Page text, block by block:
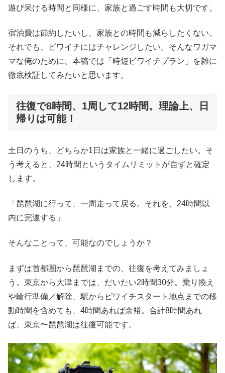
遊び呆ける時間と同様に、家族と過ごす時間も大切です。
宿泊費は節約したいし、家族との時間も減らしたくない。
それでも、ビワイチにはチャレンジしたい。そんなワガマ
マな俺のために、本稿では「時短ビワイチプラン」を雑に
徹底検証してみたいと思います。
往復で8時間、1周して12時間。理論上、日
帰りは可能！
土日のうち、どちらか1日は家族と一緒に過ごしたい。そ
う考えると、24時間というタイムリミットが自ずと確定
します。
「琵琶湖に行って、一周走って戻る。それを、24時間以
内に完遂する」
そんなことって、可能なのでしょうか？
まずは首都圏から琵琶湖までの、往復を考えてみましょ
う。東京から大津までは、だいたい2時間30分。乗り換え
や輪行準備／解除、駅からビワイチスタート地点までの移
動時間を含めても、4時間あれば余裕。合計8時間あれ
ば、東京〜琵琶湖は往復可能です。